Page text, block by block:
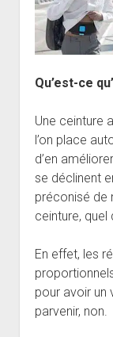
Qu’est-ce
Une ceinture
l’on place
d’en
se déclinent
préconisé de
ceinture, quel
En effet, les
pour avoir un
parvenir, non.